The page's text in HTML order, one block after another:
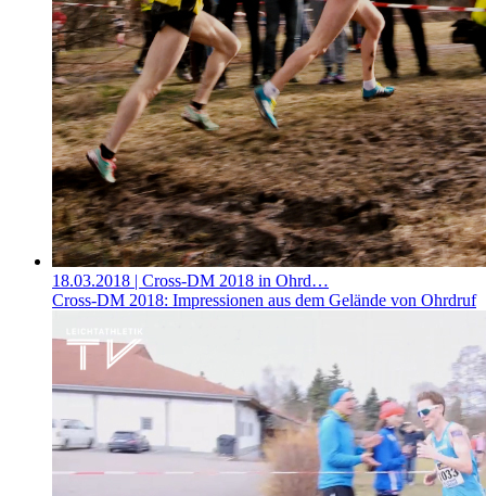
18.03.2018 | Cross-DM 2018 in Ohrd…
Cross-DM 2018: Impressionen aus dem Gelände von Ohrdruf